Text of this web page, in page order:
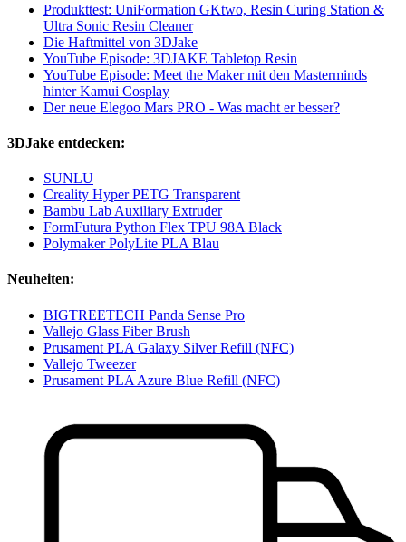
Produkttest: UniFormation GKtwo, Resin Curing Station &
Ultra Sonic Resin Cleaner
Die Haftmittel von 3DJake
YouTube Episode: 3DJAKE Tabletop Resin
YouTube Episode: Meet the Maker mit den Masterminds
hinter Kamui Cosplay
Der neue Elegoo Mars PRO - Was macht er besser?
3DJake entdecken:
SUNLU
Creality Hyper PETG Transparent
Bambu Lab Auxiliary Extruder
FormFutura Python Flex TPU 98A Black
Polymaker PolyLite PLA Blau
Neuheiten:
BIGTREETECH Panda Sense Pro
Vallejo Glass Fiber Brush
Prusament PLA Galaxy Silver Refill (NFC)
Vallejo Tweezer
Prusament PLA Azure Blue Refill (NFC)